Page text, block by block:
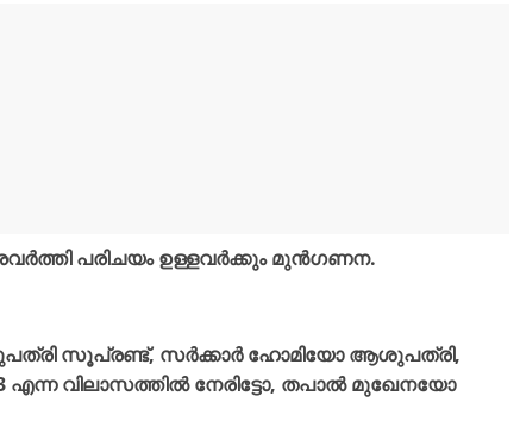
പരിചയം ഉള്ളവർക്കും മുൻഗണന.
സൂപ്രണ്ട്, സർക്കാർ ഹോമിയോ ആശുപത്രി,
എന്ന വിലാസത്തിൽ നേരിട്ടോ, തപാൽ മുഖേനയോ